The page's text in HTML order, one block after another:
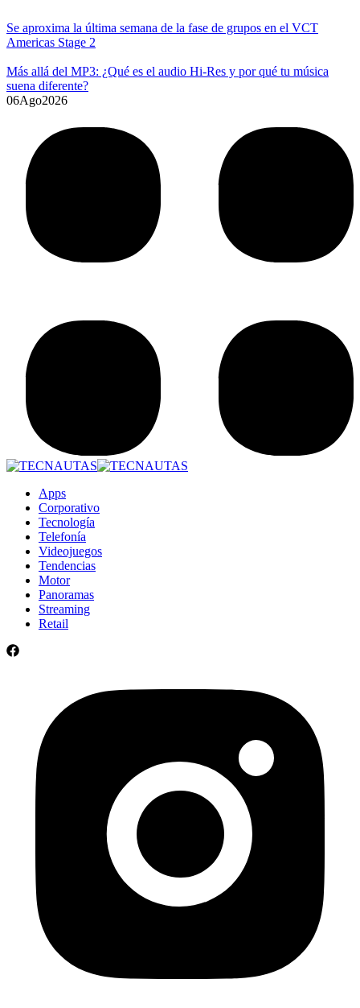
Se aproxima la última semana de la fase de grupos en el VCT
Americas Stage 2
Más allá del MP3: ¿Qué es el audio Hi-Res y por qué tu música
suena diferente?
06Ago2026
Apps
Corporativo
Tecnología
Telefonía
Videojuegos
Tendencias
Motor
Panoramas
Streaming
Retail